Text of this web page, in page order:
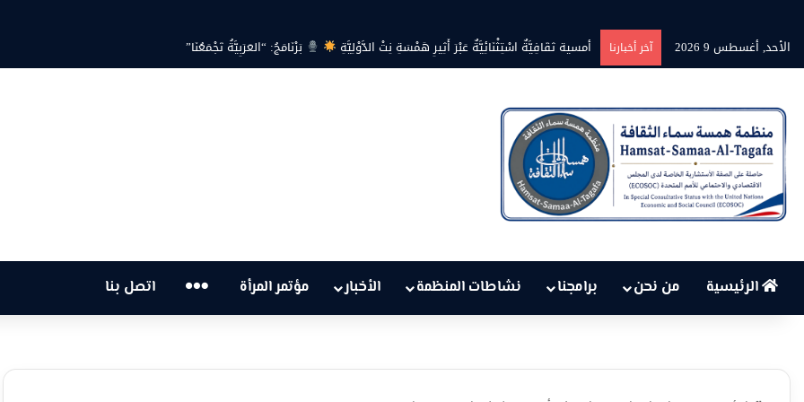
الأحد, أغسطس 9 2026
آخر أخبارنا بين حرارة السماء وعجز البنية التحتية… هل أصبحت أزمة الكهرباء في تونس تهدد الحق في الحياة؟
الرئيسية من نحن برامجنا نشاطات المنظمة الأخبار مؤتمر المرأة … اتصل بنا